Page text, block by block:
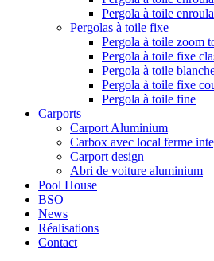
Pergola à toile
Pergolas à toile fixe
Pergola à toile zoom
Pergola à toile fixe
Pergola à toile
Pergola à toile fixe
Pergola à toile fine
Carports
Carport Aluminium
Carbox avec local ferme
Carport design
Abri de voiture aluminium
Pool House
BSO
News
Réalisations
Contact